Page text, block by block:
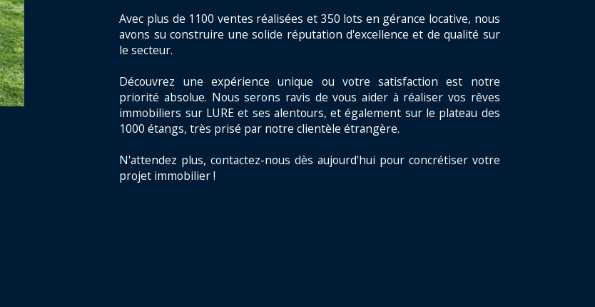
Avec plus de 1100 ventes réalisées et 350 lots en gérance locative, nous
avons su construire une solide réputation d'excellence et de qualité sur
le secteur.
Découvrez une expérience unique ou votre satisfaction est notre
priorité absolue. Nous serons ravis de vous aider à réaliser vos rêves
immobiliers sur LURE et ses alentours, et également sur le plateau des
1000 étangs, très prisé par notre clientèle étrangère.
N'attendez plus, contactez-nous dès aujourd'hui pour concrétiser votre
projet immobilier !